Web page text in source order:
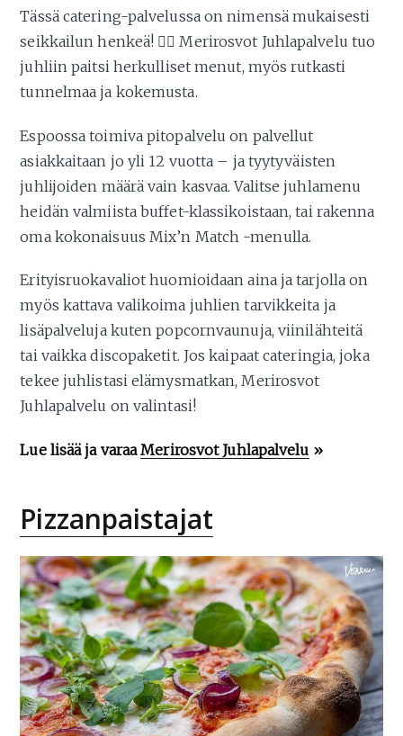
Tässä catering-palvelussa on nimensä mukaisesti
seikkailun henkeä! 🏴‍☠️ Merirosvot Juhlapalvelu tuo
juhliin paitsi herkulliset menut, myös rutkasti
tunnelmaa ja kokemusta.
Espoossa toimiva pitopalvelu on palvellut
asiakkaitaan jo yli 12 vuotta – ja tyytyväisten
juhlijoiden määrä vain kasvaa. Valitse juhlamenu
heidän valmiista buffet-klassikoistaan, tai rakenna
oma kokonaisuus Mix’n Match -menulla.
Erityisruokavaliot huomioidaan aina ja tarjolla on
myös kattava valikoima juhlien tarvikkeita ja
lisäpalveluja kuten popcornvaunuja, viinilähteitä
tai vaikka discopaketit. Jos kaipaat cateringia, joka
tekee juhlistasi elämysmatkan, Merirosvot
Juhlapalvelu on valintasi!
Lue lisää ja varaaMerirosvot Juhlapalvelu »
Pizzanpaistajat